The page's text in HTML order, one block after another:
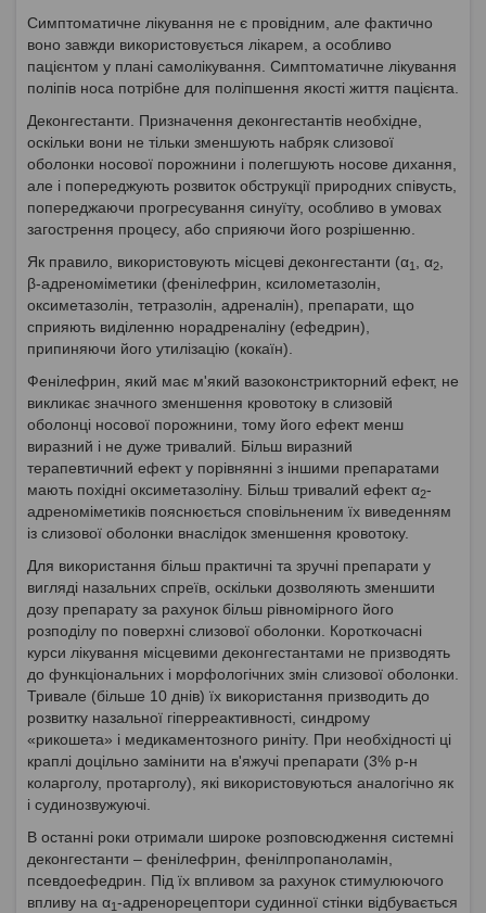
Симптоматичне лікування не є провідним, але фактично
воно завжди використовується лікарем, а особливо
пацієнтом у плані самолікування. Симптоматичне лікування
поліпів носа потрібне для поліпшення якості життя пацієнта.
Деконгестанти. Призначення деконгестантів необхідне,
оскільки вони не тільки зменшують набряк слизової
оболонки носової порожнини і полегшують носове дихання,
але і попереджують розвиток обструкції природних співусть,
попереджаючи прогресування синуїту, особливо в умовах
загострення процесу, або сприяючи його розрішенню.
Як правило, використовують місцеві деконгестанти (α1 , α2
β-адреноміметики (фенілефрин, ксилометазолін,
оксиметазолін, тетразолін, адреналін), препарати, що
сприяють виділенню норадреналіну (ефедрин),
припиняючи його утилізацію (кокаїн).
Фенілефрин, який має м'який вазоконстрикторний ефект, не
викликає значного зменшення кровотоку в слизовій
оболонці носової порожнини, тому його ефект менш
виразний і не дуже тривалий. Більш виразний
терапевтичний ефект у порівнянні з іншими препаратами
мають похідні оксиметазоліну. Більш тривалий ефект α2-
адреноміметиків пояснюється сповільненим їх виведенням
із слизової оболонки внаслідок зменшення кровотоку.
Для використання більш практичні та зручні препарати у
вигляді назальних спреїв, оскільки дозволяють зменшити
дозу препарату за рахунок більш рівномірного його
розподілу по поверхні слизової оболонки. Короткочасні
курси лікування місцевими деконгестантами не призводять
до функціональних і морфологічних змін слизової оболонки.
Тривале (більше 10 днів) їх використання призводить до
розвитку назальної гіперреактивності, синдрому
«рикошета» і медикаментозного риніту. При необхідності ці
краплі доцільно замінити на в'яжучі препарати (3% р-н
коларголу, протарголу), які використовуються аналогічно як
і судинозвужуючі.
В останні роки отримали широке розповсюдження системні
деконгестанти – фенілефрин, фенілпропаноламін,
псевдоефедрин. Під їх впливом за рахунок стимулюючого
впливу на α1-адренорецептори судинної стінки відбувається